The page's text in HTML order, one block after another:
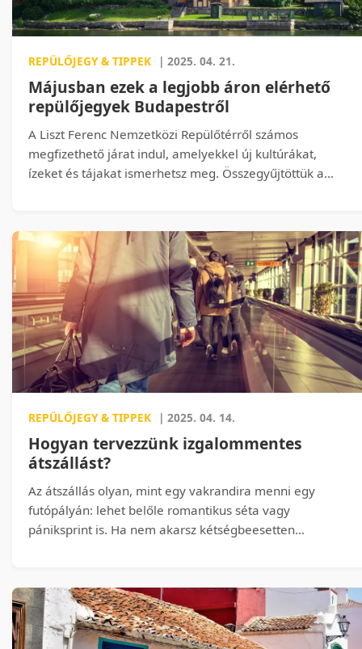
REPÜLŐJEGY & TIPPEK | 2025. 04. 21.
Májusban ezek a legjobb áron elérhető
repülőjegyek Budapestről
A Liszt Ferenc Nemzetközi Repülőtérről számos
megfizethető járat indul, amelyekkel új kultúrákat,
ízeket és tájakat ismerhetsz meg. Összegyűjtöttük a
REPÜLŐJEGY & TIPPEK | 2025. 04. 14.
Hogyan tervezzünk izgalommentes
átszállást?
Az átszállás olyan, mint egy vakrandira menni egy
futópályán: lehet belőle romantikus séta vagy
pániksprint is. Ha nem akarsz kétségbeesetten
néhány alapvető dologra odafigyelni még a jegyfoglalás
előtt.